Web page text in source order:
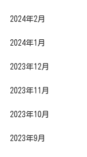
2024年2月
2024年1月
2023年12月
2023年11月
2023年10月
2023年9月